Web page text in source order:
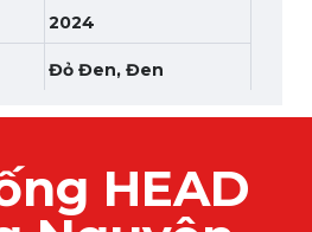
2024
Đỏ Đen, Đen
HEAD